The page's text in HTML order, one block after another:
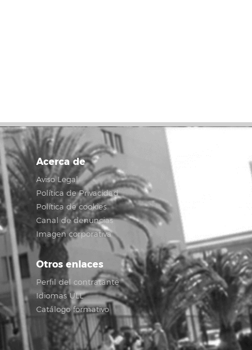
Acerca de
Aviso Legal
Política de Privacidad
Política de cookies
Canal de denuncias
Imagen corporativa
Otros enlaces
Perfil del contratante
Idiomas ULL
Catálogo formativo